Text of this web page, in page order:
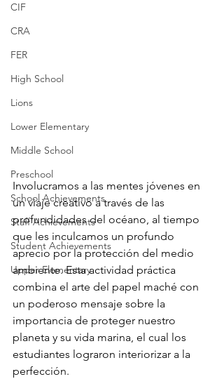
CIF
CRA
FER
High School
Lions
Lower Elementary
Middle School
Preschool
School Achievements
Staff Achievements
Student Achievements
Upper Elementary
Involucramos a las mentes jóvenes en
un viaje creativo a través de las
profundidades del océano, al tiempo
que les inculcamos un profundo
aprecio por la protección del medio
ambiente. Esta actividad práctica
combina el arte del papel maché con
un poderoso mensaje sobre la
importancia de proteger nuestro
planeta y su vida marina, el cual los
estudiantes lograron interiorizar a la
perfección.